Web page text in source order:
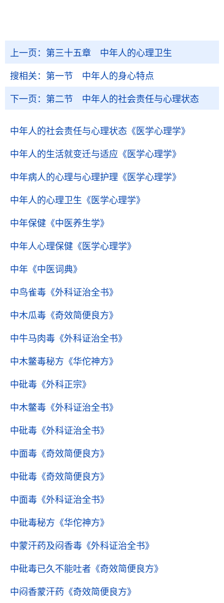
上一页： 第三十五章 中年人的心理卫生
搜相关： 第一节 中年人的身心特点
下一页： 第二节 中年人的社会责任与心理状态
中年人的社会责任与心理状态 《医学心理学》
中年人的生活就变迁与适应 《医学心理学》
中年病人的心理与心理护理 《医学心理学》
中年人的心理卫生 《医学心理学》
中年保健 《中医养生学》
中年人心理保健 《医学心理学》
中年 《中医词典》
中鸟雀毒 《外科证治全书》
中木瓜毒 《奇效简便良方》
中牛马肉毒 《外科证治全书》
中木鳖毒秘方 《华佗神方》
中砒毒 《外科正宗》
中木鳖毒 《外科证治全书》
中砒毒 《外科证治全书》
中面毒 《奇效简便良方》
中砒毒 《奇效简便良方》
中面毒 《外科证治全书》
中砒毒秘方 《华佗神方》
中蒙汗药及闷香毒 《外科证治全书》
中砒毒已久不能吐者 《奇效简便良方》
中闷香蒙汗药 《奇效简便良方》